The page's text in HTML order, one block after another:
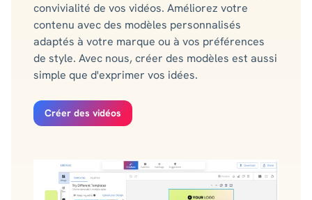
convivialité de vos vidéos. Améliorez votre
contenu avec des modèles personnalisés
adaptés à votre marque ou à vos préférences
de style. Avec nous, créer des modèles est aussi
simple que d'exprimer vos idées.
Créer des vidéos